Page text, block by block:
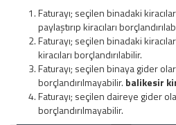
Faturayı; seçilen binadaki
paylaştırıp kiracıları
Faturayı; seçilen binadaki
kiracıları borçlandırılabilir.
Faturayı; seçilen binaya gider
borçlandırılmayabilir. balikesir
Faturayı; seçilen daireye gider
borçlandırılmayabilir.